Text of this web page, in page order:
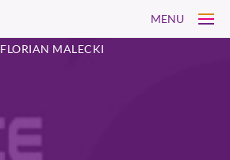
FLORIAN MALECKI
MENU